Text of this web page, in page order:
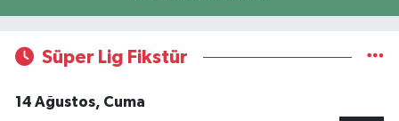
Süper Lig Fikstür
14 Ağustos, Cuma